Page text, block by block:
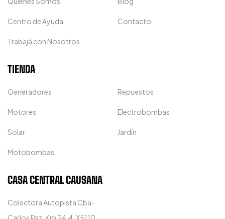
Centro de Ayuda Contacto
Trabajá con Nosotros
TIENDA
Generadores Repuestos
Motores Electrobombas
Solar Jardín
Motobombas
CASA CENTRAL CAUSANA
Colectora Autopista Cba-